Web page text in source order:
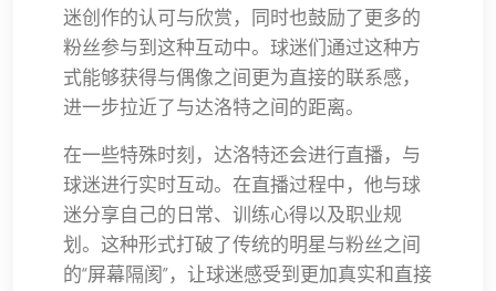
迷创作的认可与欣赏，同时也鼓励了更多的
粉丝参与到这种互动中。球迷们通过这种方
式能够获得与偶像之间更为直接的联系感，
进一步拉近了与达洛特之间的距离。
在一些特殊时刻，达洛特还会进行直播，与
球迷进行实时互动。在直播过程中，他与球
迷分享自己的日常、训练心得以及职业规
划。这种形式打破了传统的明星与粉丝之间
的“屏幕隔阂”，让球迷感受到更加真实和直接